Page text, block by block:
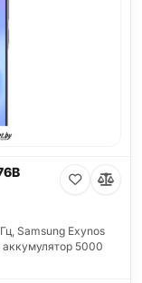
Samsung Exynos
5000